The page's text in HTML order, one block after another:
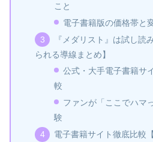
こと
電子書籍版の価格帯と
『メダリスト』は試し読
られる導線まとめ】
公式・大手電子書籍サ
較
ファンが「ここでハマ
験
電子書籍サイト徹底比較